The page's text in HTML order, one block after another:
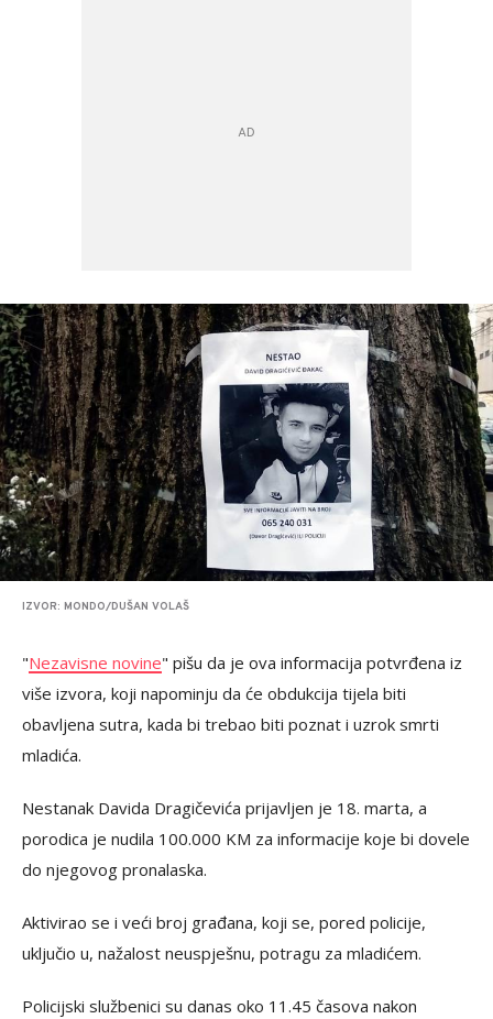
IZVOR: MONDO/DUŠAN VOLAŠ
"Nezavisne novine" pišu da je ova informacija potvrđena iz
više izvora, koji napominju da će obdukcija tijela biti
obavljena sutra, kada bi trebao biti poznat i uzrok smrti
mladića.
Nestanak Davida Dragičevića prijavljen je 18. marta, a
porodica je nudila 100.000 KM za informacije koje bi dovele
do njegovog pronalaska.
Aktivirao se i veći broj građana, koji se, pored policije,
uključio u, nažalost neuspješnu, potragu za mladićem.
Policijski službenici su danas oko 11.45 časova nakon